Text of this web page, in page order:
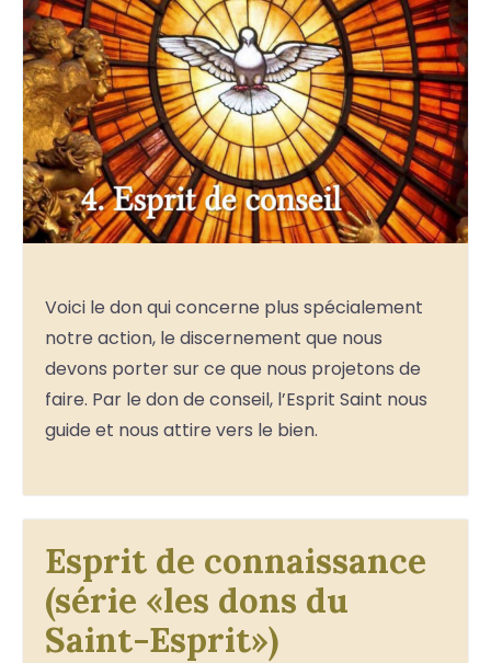
Voici le don qui concerne plus spécialement
notre action, le discernement que nous
devons porter sur ce que nous projetons de
faire. Par le don de conseil, l’Esprit Saint nous
guide et nous attire vers le bien.
Esprit de connaissance
(série «les dons du
Saint-Esprit»)